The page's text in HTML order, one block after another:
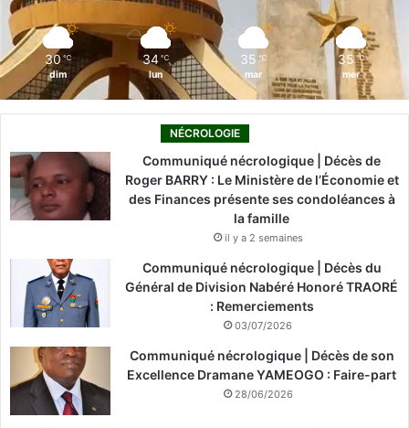
30 ℃
dim
34 ℃
lun
35 ℃
mar
35 ℃
mer
NÉCROLOGIE
Communiqué nécrologique | Décès de
Roger BARRY : Le Ministère de l’Économie et
des Finances présente ses condoléances à
la famille
il y a 2 semaines
Communiqué nécrologique | Décès du
Général de Division Nabéré Honoré TRAORÉ
: Remerciements
03/07/2026
Communiqué nécrologique | Décès de son
Excellence Dramane YAMEOGO : Faire-part
28/06/2026